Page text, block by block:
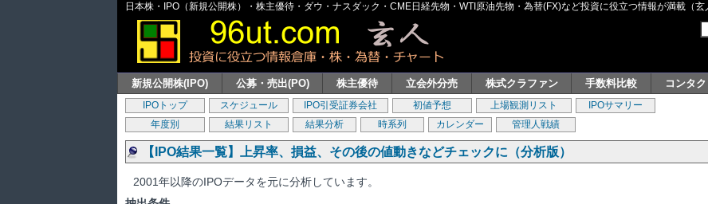
日本株・IPO（新規公開株）・株主優待・ダウ・ナスダック・CME日経先物・WTI原油先物・為替(FX)など投資に役立つ情報が満載（
新規公開株(IPO) 公募・売出(PO) 株主優待 立会外分売 株式クラファン 手数料比較 コンタク
IPOトップ スケジュール IPO引受証券会社 初値予想 上場観測リスト
IPOサマリー
年度別
結果リスト 結果分析 時系列 カレンダー 管理人戦績
【IPO結果一覧】上昇率、損益、その後の値動きなどチェックに（分析版）
2001年以降のIPOデータを元に分析しています。